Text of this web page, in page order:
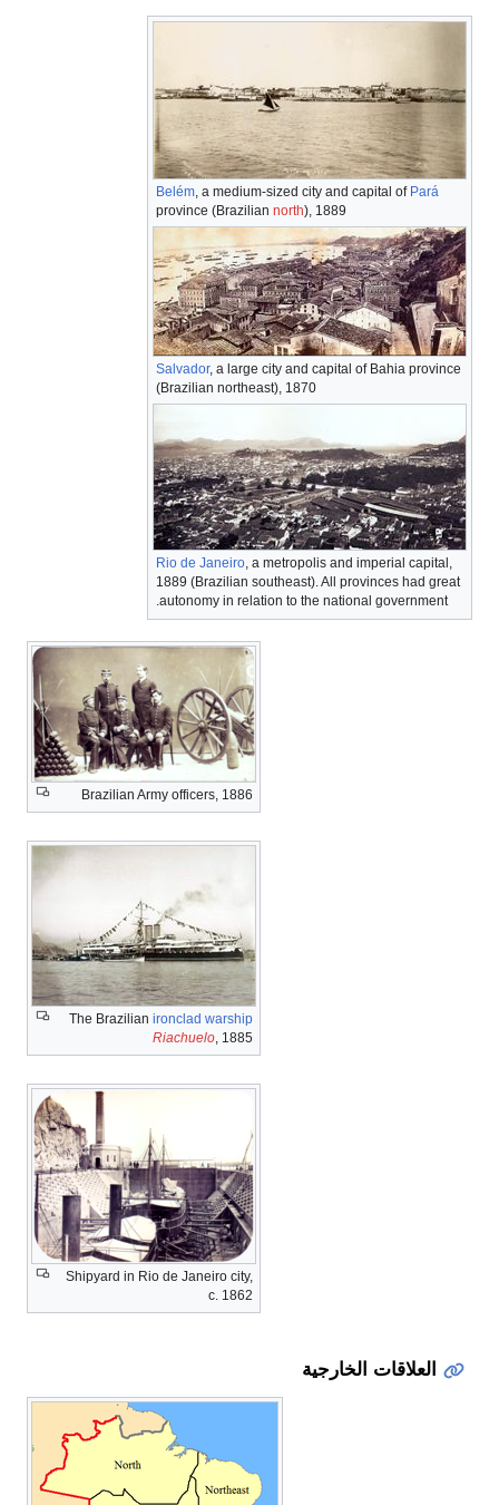
Belém, a medium-sized city and capital of Pará
province (Brazilian north), 1889
Salvador, a large city and capital of Bahia province
(Brazilian northeast), 1870
Rio de Janeiro, a metropolis and imperial capital,
1889 (Brazilian southeast). All provinces had great
autonomy in relation to the national government.
Brazilian Army officers, 1886
The Brazilian ironclad warship
Riachuelo , 1885
Shipyard in Rio de Janeiro city,
c. 1862
العلاقات الخارجية